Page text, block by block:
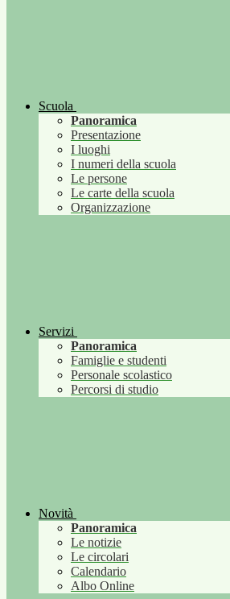
Scuola
Panoramica
Presentazione
I luoghi
I numeri della scuola
Le persone
Le carte della scuola
Organizzazione
Servizi
Panoramica
Famiglie e studenti
Personale scolastico
Percorsi di studio
Novità
Panoramica
Le notizie
Le circolari
Calendario
Albo Online